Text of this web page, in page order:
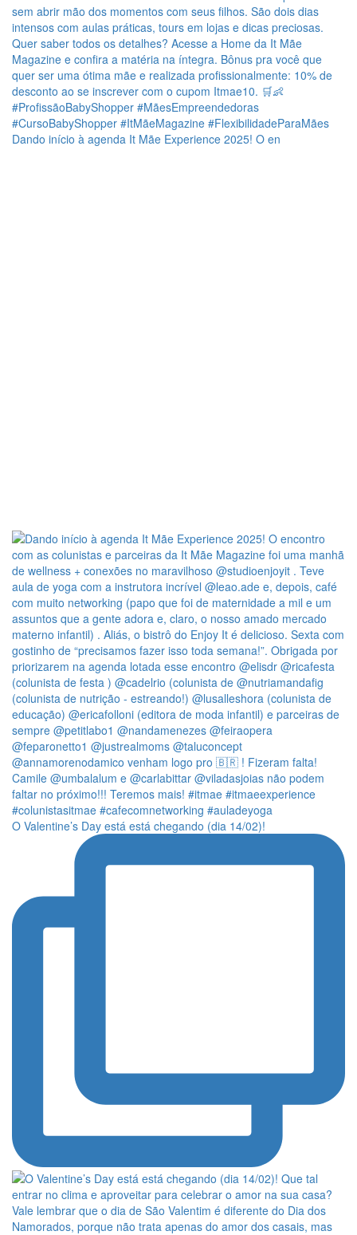
Dando início à agenda It Mãe Experience 2025! O en
O Valentine’s Day está está chegando (dia 14/02)!